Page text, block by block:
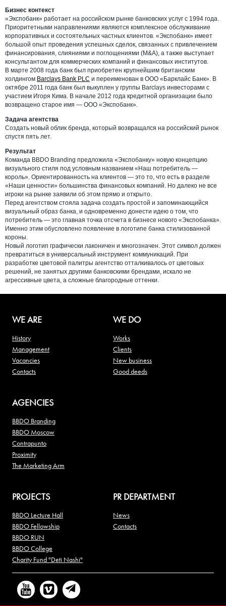
Бизнес контекст
«Экспобанк» работает на российском рынке банковских услуг с 1994 года.
Приоритетными направлениями являются комплексное обслуживание
корпоративных и состоятельных частных клиентов. «Экспобанк» имеет
большой опыт проведения успешных сделок, связанных с привлечением
финансирования, слияниями и поглощениями (M&A), а также выступает
консультантом для коммерческих компаний и финансовых институтов.
В марте 2008 года банк был приобретен крупнейшим британским
холдингом Barclays Bank PLC и переименован в ООО «Барклайс Банк». В
октябре 2011 года банк был выкуплен у группы Barclays инвесторами с
участием Игоря Кима. В начале 2012 года кредитной организации было
возвращено старое имя — ООО «Экспобанк».
Задача агентства
Создать новый облик бренда, который возвращался на российский рынок
спустя пять лет.
Результат
Команда BBDO Branding предложила «Экспобанку» новую концепцию
визуального стиля под условным названием «Наш потребитель —
король». Ориентированность на клиентов — это то, что есть в разделе
«Наши ценности» большинства финансовых компаний. Но далеко не все
игроки на рынке заявили об этом прямо и открыто.
Перед агентством стояла задача создать простой и запоминающийся
визуальный образ банка, и одновременно донести идею о том, что
потребитель — это главная точка отсчета в бизнесе нового «Экспобанка».
Именно этим обусловлено появление в логотипе банка стилизованной
короны.
Новый логотип графически лаконичен и многозначен. Этот символ должен
превратиться в универсальный инструмент коммуникаций. При
разработке цветовой палитры агентство отталкивалось от цветовых
решений, не занятых другими банковскими брендами, искало не
агрессивные цвета, а сложные благородные оттенки.
WE ARE
History
Management
Vacancies
Contacts
WE DO
Works
Clients
New business
Good deeds
AGENCIES
BBDO Branding
BBDO Moscow
Contrapunto
Proximity
The Marketing Arm
PROJECTS
BBDO Lecture Hall
BBDO Fellowship
BBDO RUN
BBDO College
Charity Fund "Deti Nashi"
PR DEPARTMENT
News
Contacts